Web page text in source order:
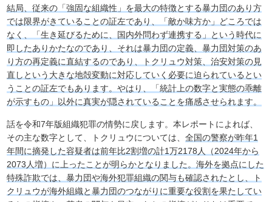
結局、従来の「強固な組織性」を最大の特徴とする暴力団のあり方
では限界がきていることの証左であり、「敵か味方か」どころでは
なく、「生き延びるために、国内外問わず連携する」という時代に
即したありかたなのであり、それは暴力団の定義、暴力団対策のあ
り方の再定義に直結するのであり、トクリュウ対策、治安対策の見
直しという大きな地殻変動に対応していく必要に迫られているとい
うことの証左でもあります。やはり、「統計上の数字と実態の乖離
が示すもの」以外に真実が隠されていることを痛感させられます。
話を令和7年版組織犯罪の情勢に戻します。本レポートによれば、
その主な数字として、トクリュウについては、全国の警察が昨年1
年間に摘発した容疑者は前年比2割増の計1万2178人（2024年から
2073人増）に上ったことが明らかとなりました。海外を拠点にした
特殊詐欺では、暴力団や海外犯罪組織の関与も確認されたとし、ト
クリュウが海外組織と暴力団のつながりに重要な役割を果たしてい